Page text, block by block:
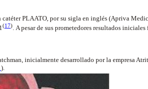
PLAATO, por su sigla en inglés (Apriva
(17). A pesar de sus prometedores resultados
inicialmente desarrollado por la empresa
).